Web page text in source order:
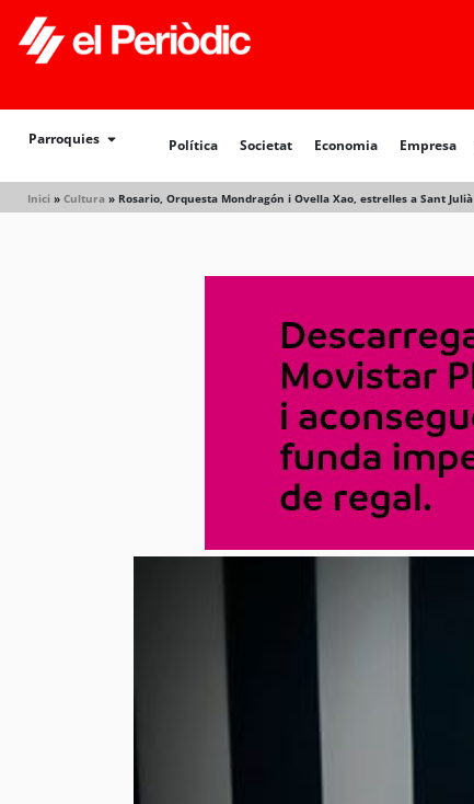
Parroquies Política Societat Economia Empresa
Inici » Cultura » Rosario, Orquesta Mondragón i Ovella Xao, estrelles a Sant Julià
Política Societat